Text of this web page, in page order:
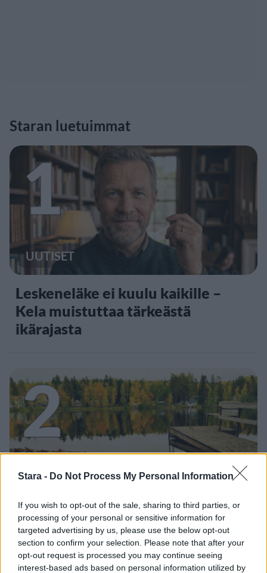
Stara - Do Not Process My Personal Information
If you wish to opt-out of the sale, sharing to third parties, or
processing of your personal or sensitive information for
targeted advertising by us, please use the below opt-out
section to confirm your selection. Please note that after your
opt-out request is processed you may continue seeing
interest-based ads based on personal information utilized by
Staran luetuimmat
1
UUTISET
Leskeneläke ei kuulu kaikille –
Kela muistuttaa tärkeästä
ikärajasta
2
VIIHDEUUTISET
Sääennuste ulottuu nyt
marraskuulle – tältä näyttää
syksyn sää